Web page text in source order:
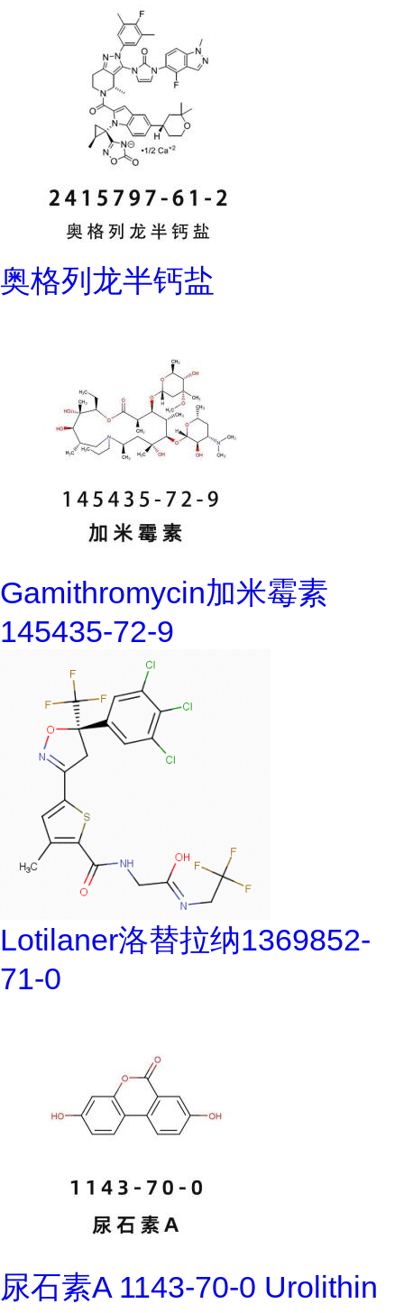
奥格列龙半钙盐
Gamithromycin加米霉素
145435-72-9
Lotilaner洛替拉纳1369852-
71-0
尿石素A 1143-70-0 Urolithin